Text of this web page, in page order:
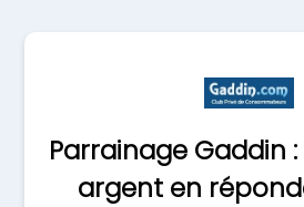
Parrainage Gaddin
argent en